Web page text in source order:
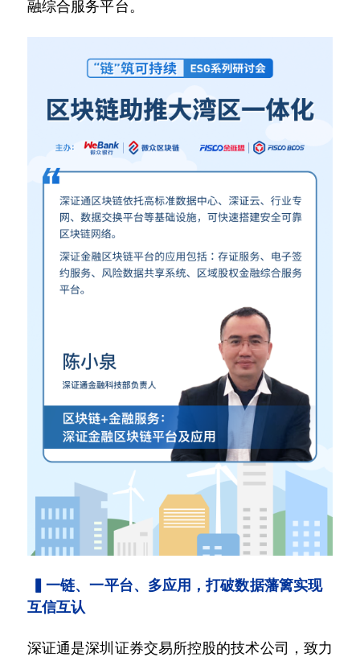
融综合服务平台。
▍一链、一平台、多应用，打破数据藩篱实现
互信互认
深证通是深圳证券交易所控股的技术公司，致力